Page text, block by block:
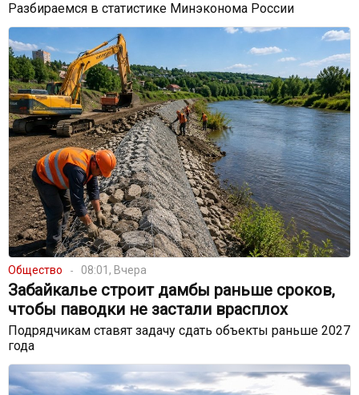
Разбираемся в статистике Минэконома России
Общество 08:01, Вчера
Забайкалье строит дамбы раньше сроков,
чтобы паводки не застали врасплох
Подрядчикам ставят задачу сдать объекты раньше 2027
года